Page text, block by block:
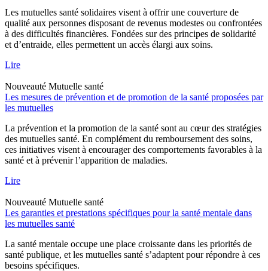
Les mutuelles santé solidaires visent à offrir une couverture de
qualité aux personnes disposant de revenus modestes ou confrontées
à des difficultés financières. Fondées sur des principes de solidarité
et d’entraide, elles permettent un accès élargi aux soins.
Lire
Nouveauté Mutuelle santé
Les mesures de prévention et de promotion de la santé proposées par
les mutuelles
La prévention et la promotion de la santé sont au cœur des stratégies
des mutuelles santé. En complément du remboursement des soins,
ces initiatives visent à encourager des comportements favorables à la
santé et à prévenir l’apparition de maladies.
Lire
Nouveauté Mutuelle santé
Les garanties et prestations spécifiques pour la santé mentale dans
les mutuelles santé
La santé mentale occupe une place croissante dans les priorités de
santé publique, et les mutuelles santé s’adaptent pour répondre à ces
besoins spécifiques.